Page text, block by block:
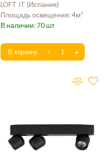
LOFT IT Испания
4
70